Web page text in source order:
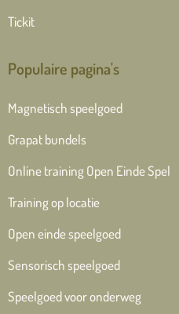
Tickit
Populaire pagina's
Magnetisch speelgoed
Grapat bundels
Online training Open Einde Spel
Training op locatie
Open einde speelgoed
Sensorisch speelgoed
Speelgoed voor onderweg